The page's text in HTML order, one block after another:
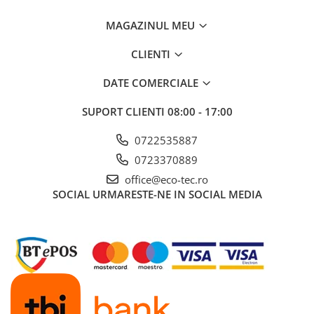
unui sistem de încălzire de înaltă performanță, gata de
instalare și utilizare. Alege eficiența și confortul, comandă
MAGAZINUL MEU
CLIENTI
DATE COMERCIALE
SUPORT CLIENTI 08:00 - 17:00
0722535887
0723370889
office@eco-tec.ro
SOCIAL URMARESTE-NE IN SOCIAL MEDIA